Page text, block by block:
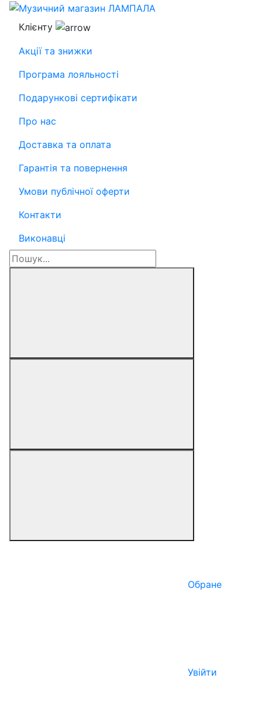
Клієнту
Акції та знижки
Програма лояльності
Подарункові сертифікати
Про нас
Доставка та оплата
Гарантія та повернення
Умови публічної оферти
Контакти
Виконавці
Обране
Увійти